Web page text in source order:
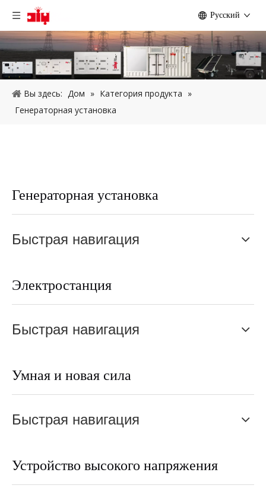
Pусский
Вы здесь: Дом » Категория продукта »
Генераторная установка
Генераторная установка
Быстрая навигация
Электростанция
Быстрая навигация
Умная и новая сила
Быстрая навигация
Устройство высокого напряжения